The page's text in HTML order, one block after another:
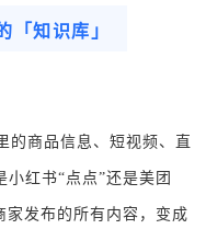
「知识库」
的商品信息、短视频、直
红书“点点”还是美团
家发布的所有内容，变成